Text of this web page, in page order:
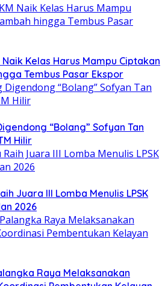
Naik Kelas Harus Mampu Ciptakan
Tembus Pasar Ekspor
“Bolang” Sofyan Tan
Hilir
Juara III Lomba Menulis LPSK
2026
Raya Melaksanakan